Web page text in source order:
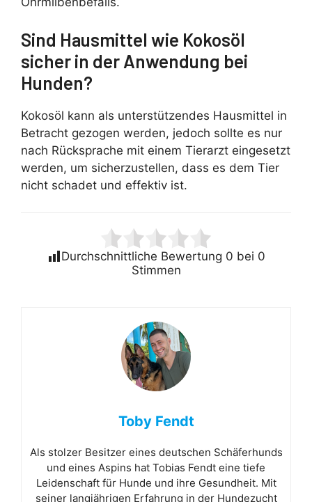
Sind Hausmittel wie Kokosöl
sicher in der Anwendung bei
Hunden?
Kokosöl kann als unterstützendes Hausmittel in
Betracht gezogen werden, jedoch sollte es nur
nach Rücksprache mit einem Tierarzt eingesetzt
werden, um sicherzustellen, dass es dem Tier
nicht schadet und effektiv ist.
Durchschnittliche Bewertung 0 bei 0
Stimmen
Toby Fendt
Als stolzer Besitzer eines deutschen Schäferhunds
und eines Aspins hat Tobias Fendt eine tiefe
Leidenschaft für Hunde und ihre Gesundheit. Mit
seiner langjährigen Erfahrung in der Hundezucht